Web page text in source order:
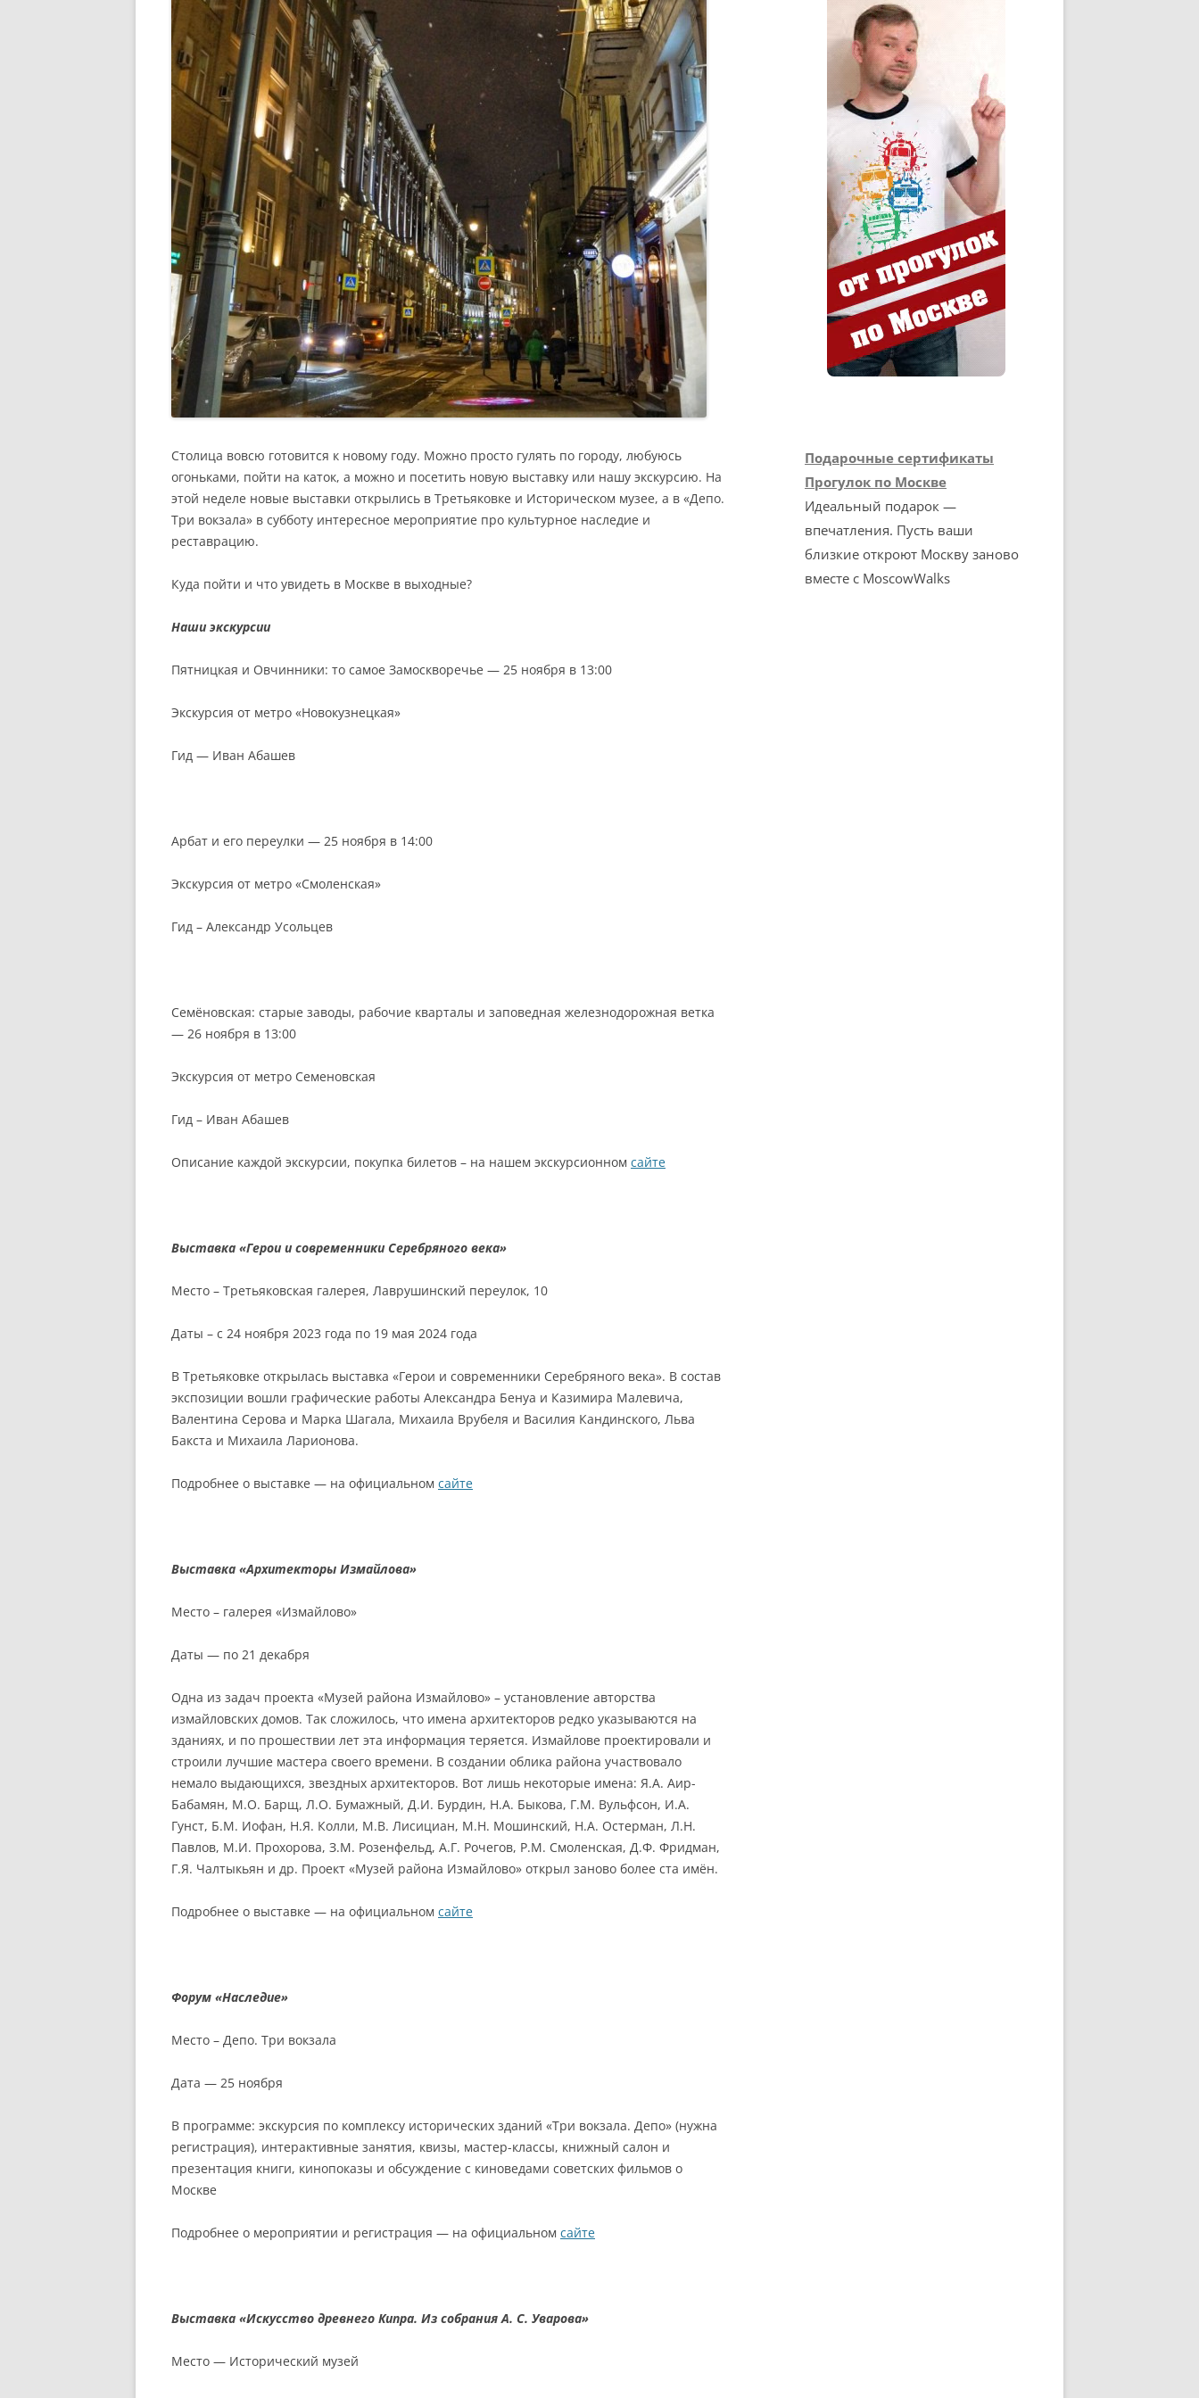
Столица вовсю готовится к новому году. Можно просто гулять по городу, любуюсь
огоньками, пойти на каток, а можно и посетить новую выставку или нашу экскурсию. На
этой неделе новые выставки открылись в Третьяковке и Историческом музее, а в «Депо.
Три вокзала» в субботу интересное мероприятие про культурное наследие и
реставрацию.
Куда пойти и что увидеть в Москве в выходные?
Наши экскурсии
Пятницкая и Овчинники: то самое Замоскворечье — 25 ноября в 13:00
Экскурсия от метро «Новокузнецкая»
Гид — Иван Абашев
Арбат и его переулки — 25 ноября в 14:00
Экскурсия от метро «Смоленская»
Гид – Александр Усольцев
Семёновская: старые заводы, рабочие кварталы и заповедная железнодорожная ветка
— 26 ноября в 13:00
Экскурсия от метро Семеновская
Гид – Иван Абашев
Описание каждой экскурсии, покупка билетов – на нашем экскурсионном сайте
Выставка «Герои и современники Серебряного века»
Место – Третьяковская галерея, Лаврушинский переулок, 10
Даты – с 24 ноября 2023 года по 19 мая 2024 года
В Третьяковке открылась выставка «Герои и современники Серебряного века». В состав
экспозиции вошли графические работы Александра Бенуа и Казимира Малевича,
Валентина Серова и Марка Шагала, Михаила Врубеля и Василия Кандинского, Льва
Бакста и Михаила Ларионова.
Подробнее о выставке — на официальном сайте
Выставка «Архитекторы Измайлова»
Место – галерея «Измайлово»
Даты — по 21 декабря
Одна из задач проекта «Музей района Измайлово» – установление авторства
измайловских домов. Так сложилось, что имена архитекторов редко указываются на
зданиях, и по прошествии лет эта информация теряется. Измайлове проектировали и
строили лучшие мастера своего времени. В создании облика района участвовало
немало выдающихся, звездных архитекторов. Вот лишь некоторые имена: Я.А. Аир-
Бабамян, М.О. Барщ, Л.О. Бумажный, Д.И. Бурдин, Н.А. Быкова, Г.М. Вульфсон, И.А.
Гунст, Б.М. Иофан, Н.Я. Колли, М.В. Лисициан, М.Н. Мошинский, Н.А. Остерман, Л.Н.
Павлов, М.И. Прохорова, З.М. Розенфельд, А.Г. Рочегов, Р.М. Смоленская, Д.Ф. Фридман,
Г.Я. Чалтыкьян и др. Проект «Музей района Измайлово» открыл заново более ста имён.
Подробнее о выставке — на официальном сайте
Форум «Наследие»
Место – Депо. Три вокзала
Дата — 25 ноября
В программе: экскурсия по комплексу исторических зданий «Три вокзала. Депо» (нужна
регистрация), интерактивные занятия, квизы, мастер-классы, книжный салон и
презентация книги, кинопоказы и обсуждение с киноведами советских фильмов о
Москве
Подробнее о мероприятии и регистрация — на официальном сайте
Выставка «Искусство древнего Кипра. Из собрания А. С. Уварова»
Место — Исторический музей
Подарочные сертификаты
Прогулок по Москве
Идеальный подарок —
впечатления. Пусть ваши
близкие откроют Москву заново
вместе с MoscowWalks